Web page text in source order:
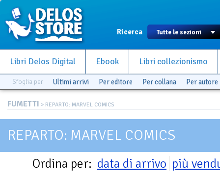
Ricerca
Libri Delos Digital Ebook Libri collezionismo
Sfoglia per Ultimi arrivi Per editore Per collana Per autore
FUMETTI > REPARTO: MARVEL COMICS
REPARTO: MARVEL COMICS
Ordina per: data di arrivo più